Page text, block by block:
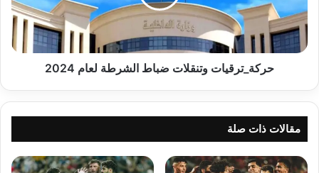
2024
حركة_ترقيات وتنقلات ضباط الشرطة لعام 2024
مقالات ذات صلة